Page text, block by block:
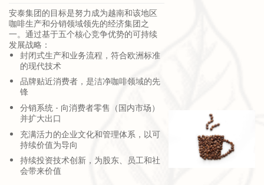
安泰集团的目标是努力成为越南和该地区
咖啡生产和分销领域领先的经济集团之
一。通过基于五个核心竞争优势的可持续
发展战略：
封闭式生产和业务流程，符合欧洲标准
的现代技术
品牌贴近消费者，是洁净咖啡领域的先
锋
分销系统 - 向消费者零售（国内市场）
并扩大出口
充满活力的企业文化和管理体系，以可
持续价值为导向
持续投资技术创新，为股东、员工和社
会带来价值